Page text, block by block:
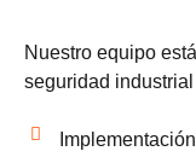
Nuestro equipo
seguridad